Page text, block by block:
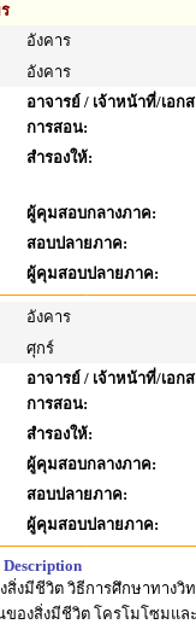
อังคาร
อังคาร
อาจารย์ / เจ้าหน้าที่/เอก
การสอน:
สำรองให้:
ผู้คุมสอบกลางภาค:
สอบปลายภาค:
ผู้คุมสอบปลายภาค:
อังคาร
ศุกร์
อาจารย์ / เจ้าหน้าที่/เอก
การสอน:
สำรองให้:
ผู้คุมสอบกลางภาค:
สอบปลายภาค:
ผู้คุมสอบปลายภาค:
Description
สิ่งมีชีวิต วิธีการศึกษาทางวิ
ของสิ่งมีชีวิต โครโมโซมแ